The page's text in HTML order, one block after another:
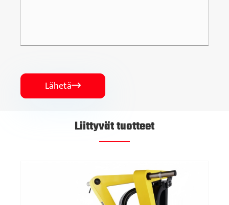
Lähetä
Liittyvät tuotteet
Istuva sivusovituskone